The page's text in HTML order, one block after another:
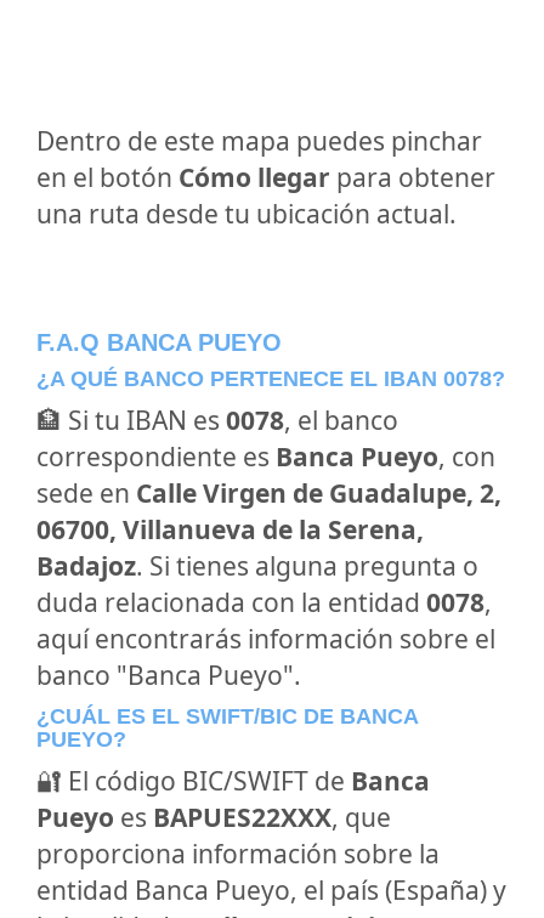
Dentro de este mapa puedes pinchar
en el botón Cómo llegar para obtener
una ruta desde tu ubicación actual.
F.A.Q BANCA PUEYO
¿A QUÉ BANCO PERTENECE EL IBAN 0078?
🏦 Si tu IBAN es 0078, el banco
correspondiente es Banca Pueyo, con
sede en Calle Virgen de Guadalupe, 2,
06700, Villanueva de la Serena,
Badajoz. Si tienes alguna pregunta o
duda relacionada con la entidad 0078,
aquí encontrarás información sobre el
banco "Banca Pueyo".
¿CUÁL ES EL SWIFT/BIC DE BANCA
PUEYO?
🔐 El código BIC/SWIFT de Banca
Pueyo es BAPUES22XXX, que
proporciona información sobre la
entidad Banca Pueyo, el país (España) y